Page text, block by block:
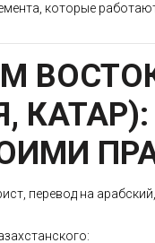
которые
перевод на